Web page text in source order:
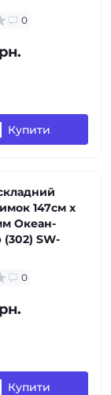
0
Купити
147см х
Океан-
(302) SW-
0
Купити